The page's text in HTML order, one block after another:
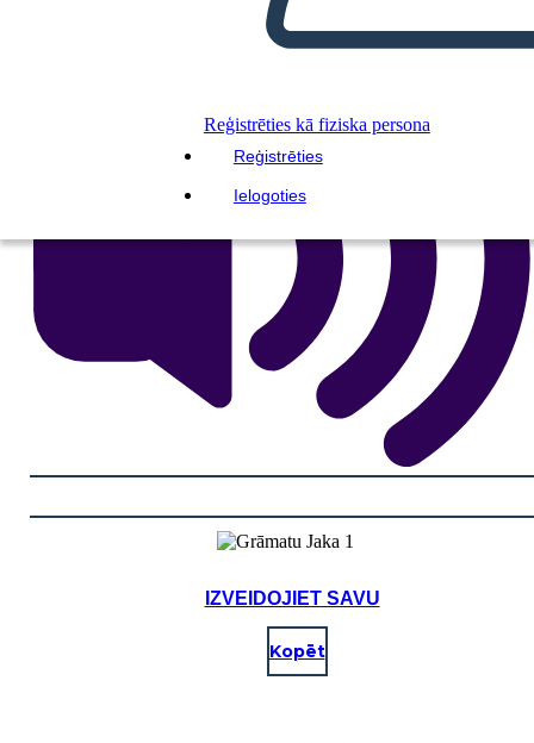
Reģistrēties kā fiziska persona
Reģistrēties
Ielogoties
IZVEIDOJIET SAVU
Kopēt